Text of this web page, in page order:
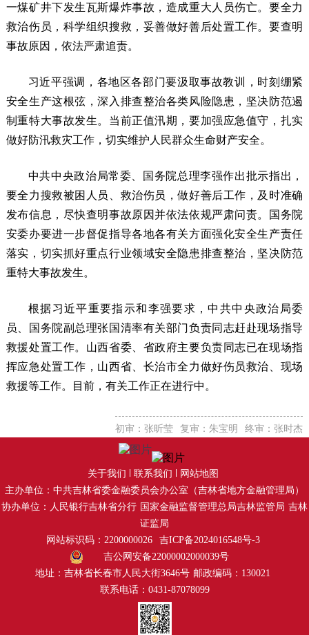
一煤矿井下发生瓦斯爆炸事故，造成重大人员伤亡。要全力
救治伤员，科学组织搜救，妥善做好善后处置工作。要查明
事故原因，依法严肃追责。
习近平强调，各地区各部门要汲取事故教训，时刻绷紧
安全生产这根弦，深入排查整治各类风险隐患，坚决防范遏
制重特大事故发生。当前正值汛期，要加强应急值守，扎实
做好防汛救灾工作，切实维护人民群众生命财产安全。
中共中央政治局常委、国务院总理李强作出批示指出，
要全力搜救被困人员、救治伤员，做好善后工作，及时准确
发布信息，尽快查明事故原因并依法依规严肃问责。国务院
安委办要进一步督促指导各地各有关方面强化安全生产责任
落实，切实抓好重点行业领域安全隐患排查整治，坚决防范
重特大事故发生。
根据习近平重要指示和李强要求，中共中央政治局委
员、国务院副总理张国清率有关部门负责同志赶赴现场指导
救援处置工作。山西省委、省政府主要负责同志已在现场指
挥应急处置工作，山西省、长治市全力做好伤员救治、现场
救援等工作。目前，有关工作正在进行中。
初审：张昕莹 复审：朱宝明 终审：张时杰
关于我们 联系我们
网站地图
主办单位：中共吉林省委金融委员会办公室（吉林省地方金融管理局）
协办单位：人民银行吉林省分行 国家金融监督管理总局吉林监管局 吉林
证监局
网站标识码：2200000026
吉ICP备2024016548号-3
吉公网安备22000002000039号
地址：吉林省长春市人民大街3646号 邮政编码：130021
联系电话：0431-87078099